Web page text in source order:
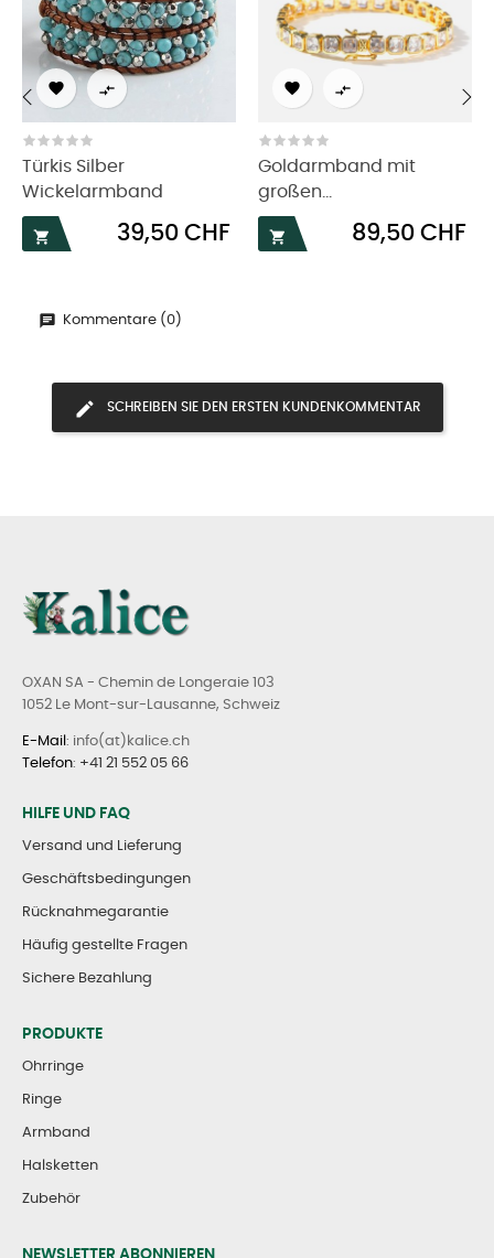
 
Türkis Silber
Wickelarmband

Preis
39,50 CHF
 
Goldarmband mit
großen...

Preis
89,50 CHF
‹
Kommentare (0)
SCHREIBEN SIE DEN ERSTEN KUNDENKOMMENTAR
OXAN SA - Chemin de Longeraie 103
1052 Le Mont-sur-Lausanne, Schweiz
E-Mail : info(at)kalice.ch
Telefon: +41 21 552 05 66
HILFE UND FAQ
Versand und Lieferung
Geschäftsbedingungen
Rücknahmegarantie
Häufig gestellte Fragen
Sichere Bezahlung
PRODUKTE
Ohrringe
Ringe
Armband
Halsketten
Zubehör